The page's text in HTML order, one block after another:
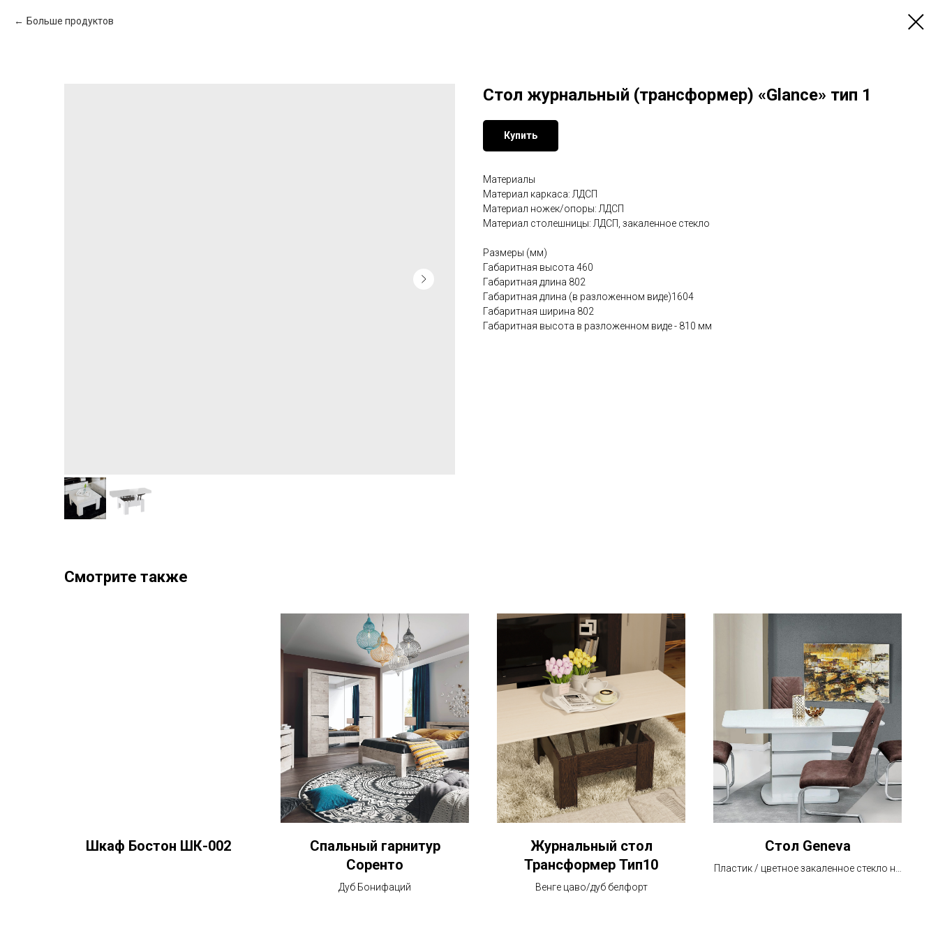
Больше продуктов
Стол журнальный (трансформер) «Glance» тип 1
Купить
Материалы
Материал каркаса: ЛДСП
Материал ножек/опоры: ЛДСП
Материал столешницы: ЛДСП, закаленное стекло
Размеры (мм)
Габаритная высота 460
Габаритная длина 802
Габаритная длина (в разложенном виде)1604
Габаритная ширина 802
Габаритная высота в разложенном виде - 810 мм
Смотрите также
Шкаф Бостон ШК-002
Спальный гарнитур
Соренто
Дуб Бонифаций
Журнальный стол
Трансформер Тип10
Венге цаво/дуб белфорт
Стол Geneva
Пластик / цветное закаленное стекло на